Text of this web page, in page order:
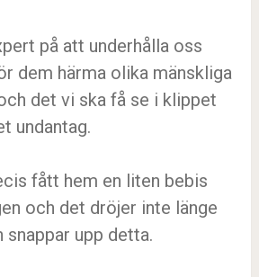
på att underhålla oss
dem härma olika mänskliga
det vi ska få se i klippet
undantag.
fått hem en liten bebis
och det dröjer inte länge
snappar upp detta.